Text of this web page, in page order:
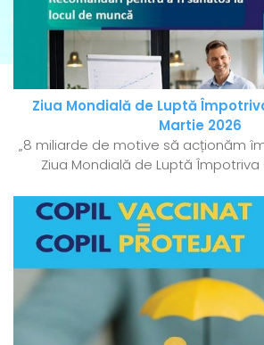
Ziua Mondială de Luptă
Martie 2026
„8 miliarde de motive să acționăm
Ziua Mondială de Luptă